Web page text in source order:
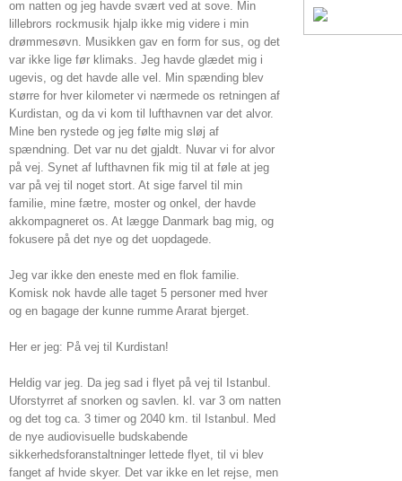
om natten og jeg havde svært ved at sove. Min
lillebrors rockmusik hjalp ikke mig videre i min
drømmesøvn. Musikken gav en form for sus, og det
var ikke lige før klimaks. Jeg havde glædet mig i
ugevis, og det havde alle vel. Min spænding blev
større for hver kilometer vi nærmede os retningen af
Kurdistan, og da vi kom til lufthavnen var det alvor.
Mine ben rystede og jeg følte mig sløj af
spændning. Det var nu det gjaldt. Nuvar vi for alvor
på vej. Synet af lufthavnen fik mig til at føle at jeg
var på vej til noget stort. At sige farvel til min
familie, mine fætre, moster og onkel, der havde
akkompagneret os. At lægge Danmark bag mig, og
fokusere på det nye og det uopdagede.
Jeg var ikke den eneste med en flok familie.
Komisk nok havde alle taget 5 personer med hver
og en bagage der kunne rumme Ararat bjerget.
Her er jeg: På vej til Kurdistan!
Heldig var jeg. Da jeg sad i flyet på vej til Istanbul.
Uforstyrret af snorken og savlen. kl. var 3 om natten
og det tog ca. 3 timer og 2040 km. til Istanbul. Med
de nye audiovisuelle budskabende
sikkerhedsforanstaltninger lettede flyet, til vi blev
fanget af hvide skyer. Det var ikke en let rejse, men